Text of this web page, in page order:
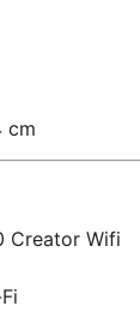
cm
Creator Wifi